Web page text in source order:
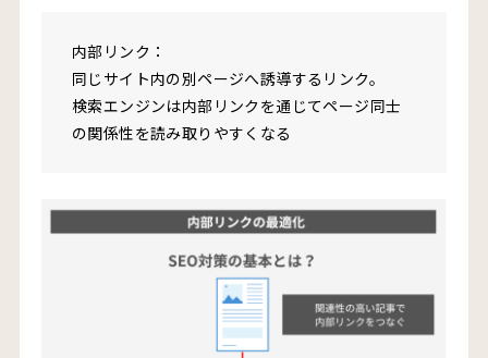
内部リンク：
同じサイト内の別ページへ誘導するリンク。
検索エンジンは内部リンクを通じてページ同士
の関係性を読み取りやすくなる